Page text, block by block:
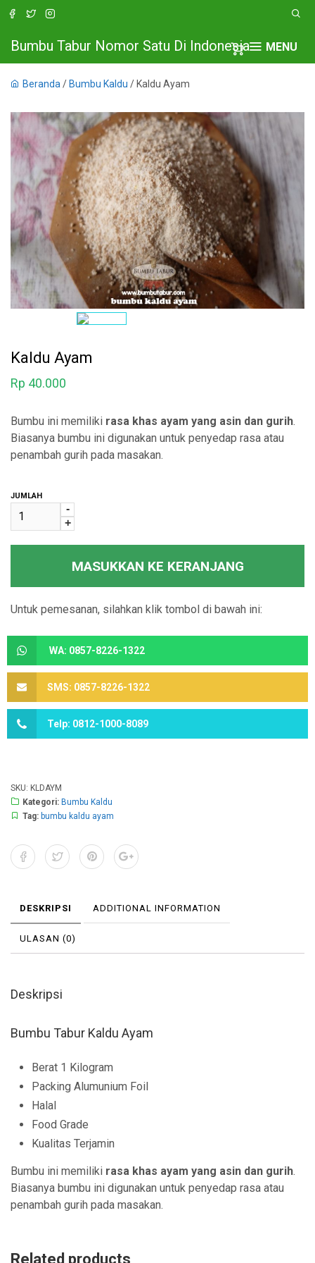
MENU
Bumbu Tabur Nomor Satu Di Indonesia
Beranda / Bumbu Kaldu / Kaldu Ayam
Kaldu Ayam
Rp 40.000
Bumbu ini memiliki rasa khas ayam yang asin dan gurih.
Biasanya bumbu ini digunakan untuk penyedap rasa atau
penambah gurih pada masakan.
JUMLAH
-
+
MASUKKAN KE KERANJANG
Untuk pemesanan, silahkan klik tombol di bawah ini:
WA: 0857-8226-1322
SMS: 0857-8226-1322
Telp: 0812-1000-8089
SKU: KLDAYM
Kategori: Bumbu Kaldu
Tag: bumbu kaldu ayam
DESKRIPSI ADDITIONAL INFORMATION
ULASAN (0)
Deskripsi
Bumbu Tabur Kaldu Ayam
Berat 1 Kilogram
Packing Alumunium Foil
Halal
Food Grade
Kualitas Terjamin
Bumbu ini memiliki rasa khas ayam yang asin dan gurih.
Biasanya bumbu ini digunakan untuk penyedap rasa atau
penambah gurih pada masakan.
Related products